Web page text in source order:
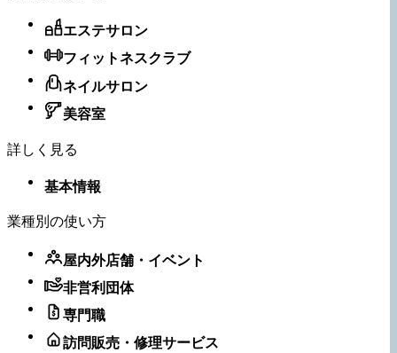
エステサロン
フィットネスクラブ
ネイルサロン
美容室
詳しく見る
基本情報
業種別の使い方
屋内外店舗・​イベント
非営利団体
専門職
訪問販売・修理サービス